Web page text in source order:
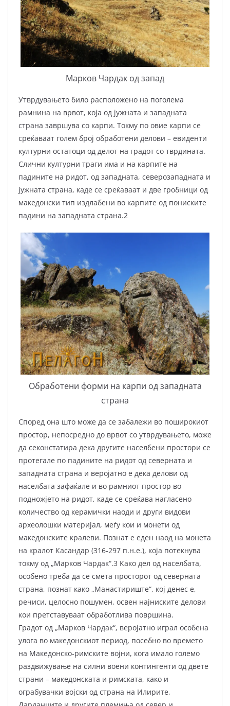
Марков Чардак од запад
Утврдувањето било расположено на поголема
рамнина на врвот, која од јужната и западната
страна завршува со карпи. Токму по овие карпи се
среќаваат голем број обработени делови – евиденти
културни остатоци од делот на градот со тврдината.
Слични културни траги има и на карпите на
падините на ридот, од западната, северозападната и
јужната страна, каде се среќаваат и две гробници од
македонски тип издлабени во карпите од пониските
падини на западната страна.2
Обработени форми на карпи од западната
страна
Според она што може да се забалежи во поширокиот
простор, непосредно до врвот со утврдувањето, може
да секонстатира дека другите населбени простори се
протегале по падините на ридот од северната и
западната страна и веројатно е дека делови од
населбата зафаќале и во рамниот простор во
подножјето на ридот, каде се среќава нагласено
количество од керамички наоди и други видови
археолошки материјал, меѓу кои и монети од
македонските кралеви. Познат е еден наод на монета
на кралот Касандар (316-297 п.н.е.), која потекнува
токму од „Марков Чардак“.3 Како дел од населбата,
особено треба да се смета просторот од северната
страна, познат како „Манастириште“, кој денес е,
речиси, целосно пошумен, освен најниските делови
кои претставуваат обработлива површина.
Градот од „Марков Чардак“, веројатно играл особена
улога во македонскиот период, посебно во времето
на Македонско-римските војни, кога имало големо
раздвижување на силни воени контингенти од двете
страни – македонската и римската, како и
ограбувачки војски од страна на Илирите,